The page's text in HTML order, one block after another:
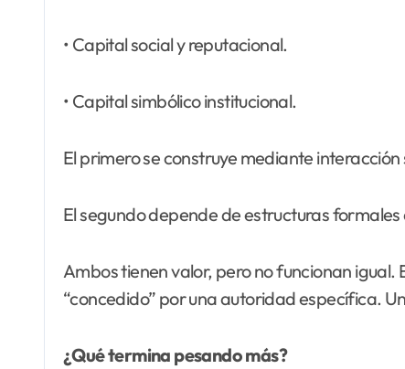
• Capital social y reputacional.
• Capital simbólico institucional.
El primero se construye mediante
El segundo depende de estructuras
Ambos tienen valor, pero no funcionan igual.
“concedido” por una autoridad específica.
¿Qué termina pesando más?